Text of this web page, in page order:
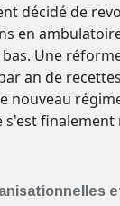
décidé de
en
Une
an de
nouveau